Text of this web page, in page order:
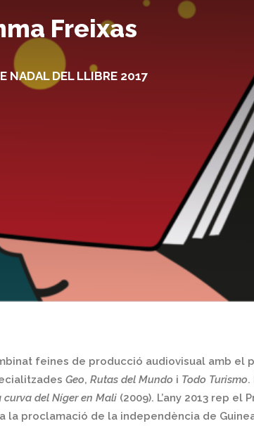
Freixas
NADAL DEL LLIBRE 2017
feines de producció audiovisual amb el
Geo, Rutas del Mundo i Todo Turismo.
curva del Níger en Mali (2009). L’any 2013 rep el
la proclamació de la independència de